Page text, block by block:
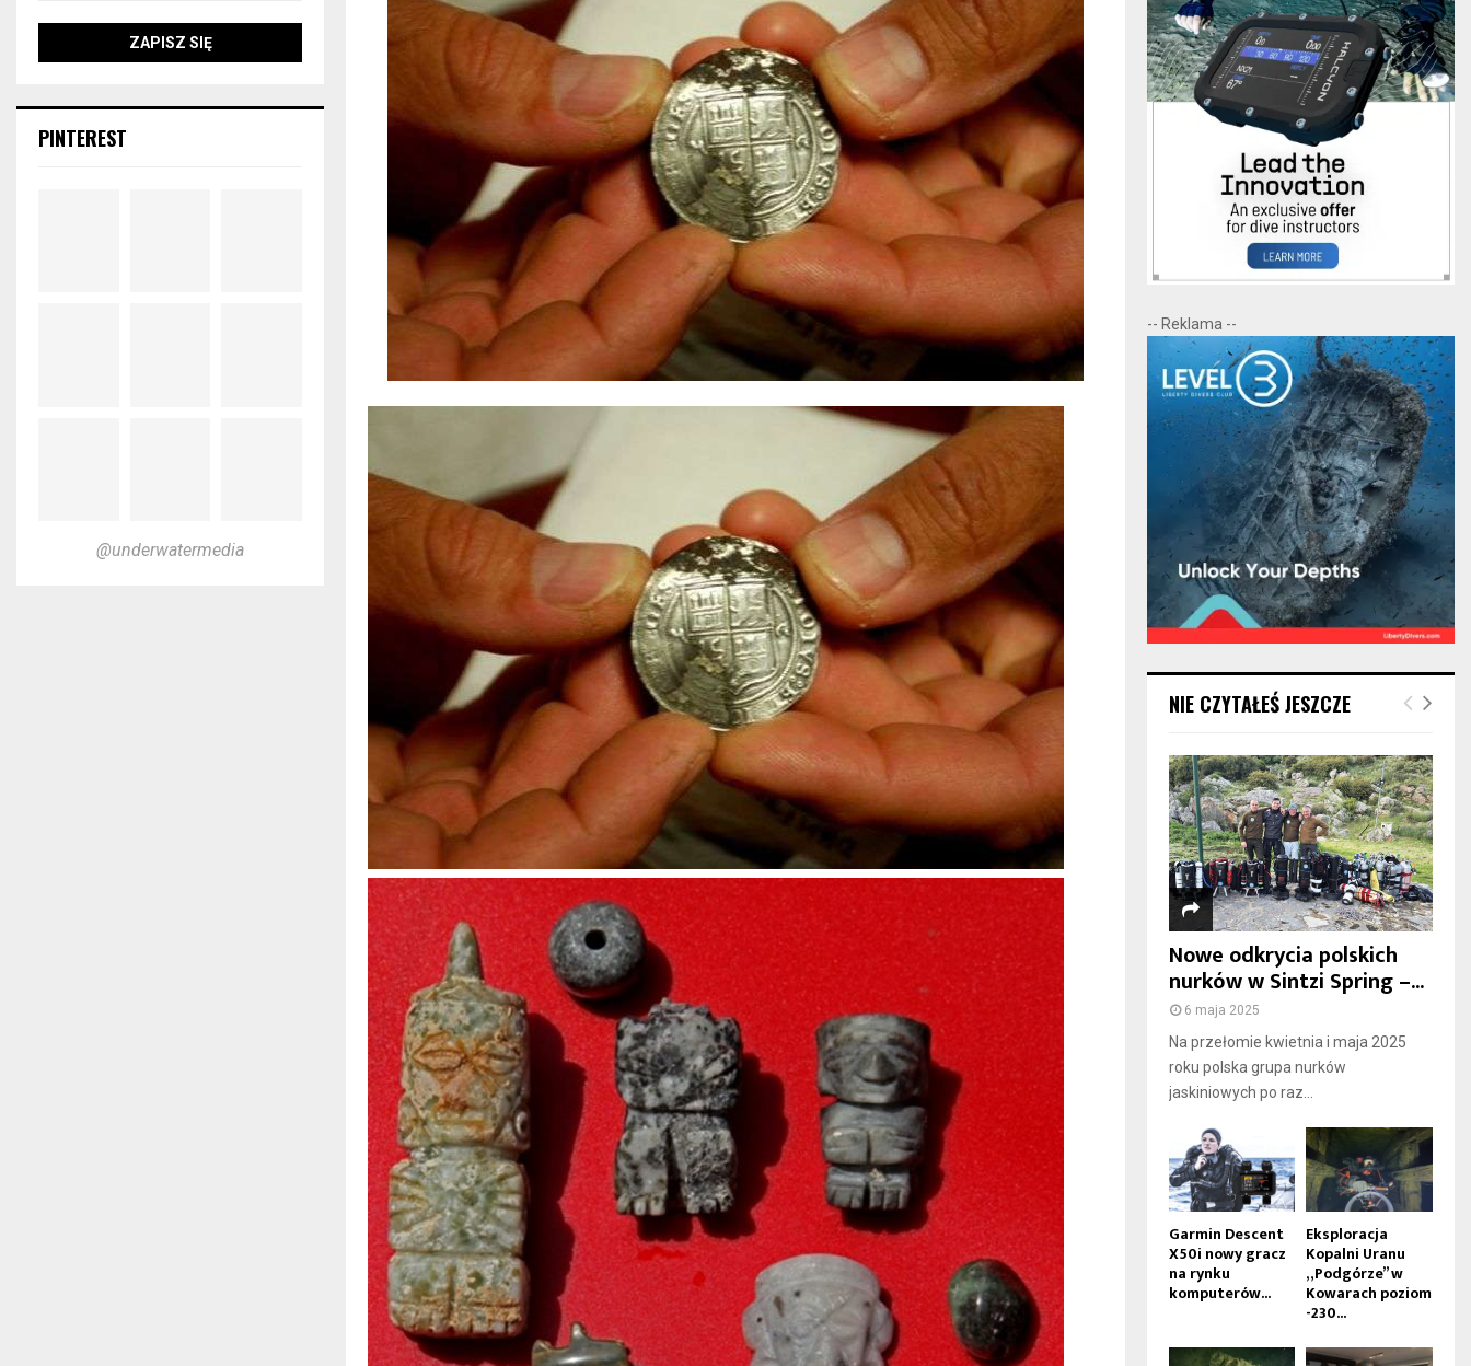
PINTEREST
@underwatermedia
-- Reklama --
NIE CZYTAŁEŚ JESZCZE
Nowe odkrycia polskich
nurków w Sintzi Spring –...
6 maja 2025
Na przełomie kwietnia i maja 2025
roku polska grupa nurków
jaskiniowych po raz...
Garmin Descent
X50i nowy gracz
na rynku
komputerów...
Eksploracja
Kopalni Uranu
„Podgórze” w
Kowarach poziom
-230...